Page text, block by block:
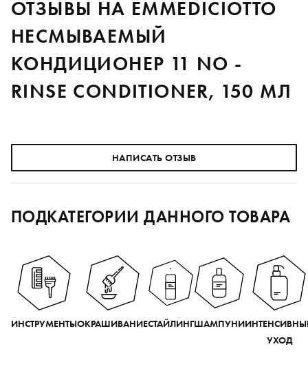
ОТЗЫВЫ НА EMMEDICIOTTO
НЕСМЫВАЕМЫЙ
КОНДИЦИОНЕР 11 NO -
RINSE CONDITIONER, 150 МЛ
НАПИСАТЬ ОТЗЫВ
ПОДКАТЕГОРИИ ДАННОГО ТОВАРА
ИНСТРУМЕНТЫОКРАШИВАНИЕСТАЙЛИНГШАМПУНИ
УХОД